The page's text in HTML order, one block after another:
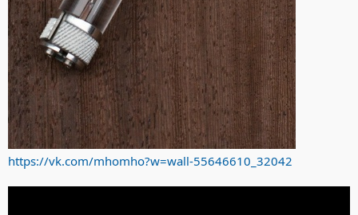
https://vk.com/mhomho?w=wall-55646610_32042